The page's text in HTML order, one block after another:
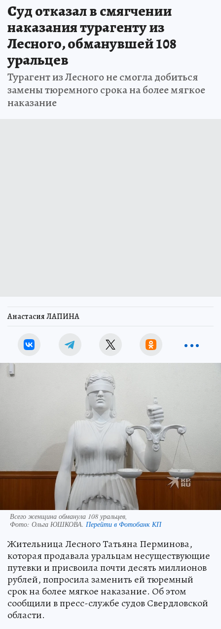
Суд отказал в смягчении
наказания турагенту из
Лесного, обманувшей 108
уральцев
Турагент из Лесного не смогла добиться
замены тюремного срока на более мягкое
наказание
Анастасия ЛАПИНА
Всего женщина обманула 108 уральцев,
Фото: Ольга ЮШКОВА. Перейти в Фотобанк КП
Жительница Лесного Татьяна Перминова,
которая продавала уральцам несуществующие
путевки и присвоила почти десять миллионов
рублей, попросила заменить ей тюремный
срок на более мягкое наказание. Об этом
сообщили в пресс-службе судов Свердловской
области.